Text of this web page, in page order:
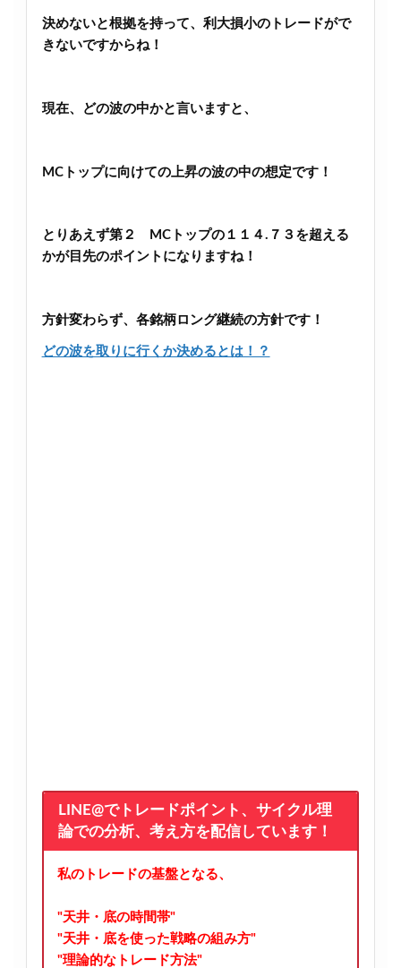
決めないと根拠を持って、利大損小のトレードがで
きないですからね！
現在、どの波の中かと言いますと、
MCトップに向けての上昇の波の中の想定です！
とりあえず第２ MCトップの１１４.７３を超える
かが目先のポイントになりますね！
方針変わらず、各銘柄ロング継続の方針です！
どの波を取りに行くか決めるとは！？
LINE@でトレードポイント、サイクル理
論での分析、考え方を配信しています！
私のトレードの基盤となる、
"天井・底の時間帯"
"天井・底を使った戦略の組み方"
"理論的なトレード方法"